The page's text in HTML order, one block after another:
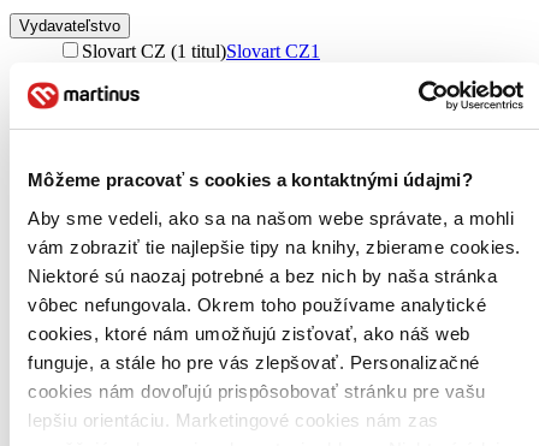
Môžeme pracovať s cookies a kontaktnými údajmi?
Aby sme vedeli, ako sa na našom webe správate, a mohli
vám zobraziť tie najlepšie tipy na knihy, zbierame cookies.
Niektoré sú naozaj potrebné a bez nich by naša stránka
vôbec nefungovala. Okrem toho používame analytické
cookies, ktoré nám umožňujú zisťovať, ako náš web
funguje, a stále ho pre vás zlepšovať. Personalizačné
cookies nám dovoľujú prispôsobovať stránku pre vašu
lepšiu orientáciu. Marketingové cookies nám zas
Vydavateľstvo
Slovart CZ (1 titul)Slovart CZ1
Väzba
Zoradiť
Bestsellery
Top hodnotené
Novinky
Najdrahšie
Najlacnejšie